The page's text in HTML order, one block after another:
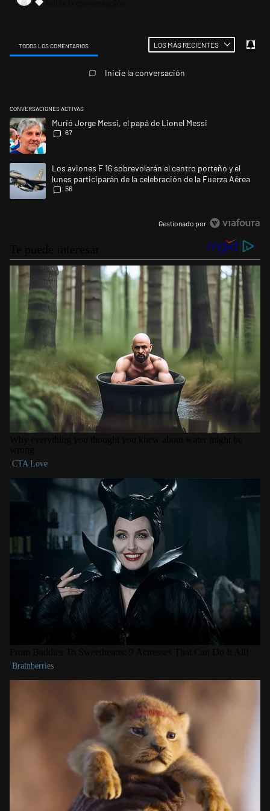
TODOS LOS COMENTARIOS LOS MÁS RECIENTES
Inicie la conversación
CONVERSACIONES ACTIVAS
Este listado muestra los artículos con más comentarios en los últimos
Un artículo de tendencia con el título "Murió Jorge Messi, el papá de
Murió Jorge Messi, el papá de Lionel Messi
67
Un artículo de tendencia con el título "Los aviones F 16 sobrevolarán
Los aviones F 16 sobrevolarán el centro porteño y el
lunes participarán de la celebración de la Fuerza Aérea
56
Gestionado por